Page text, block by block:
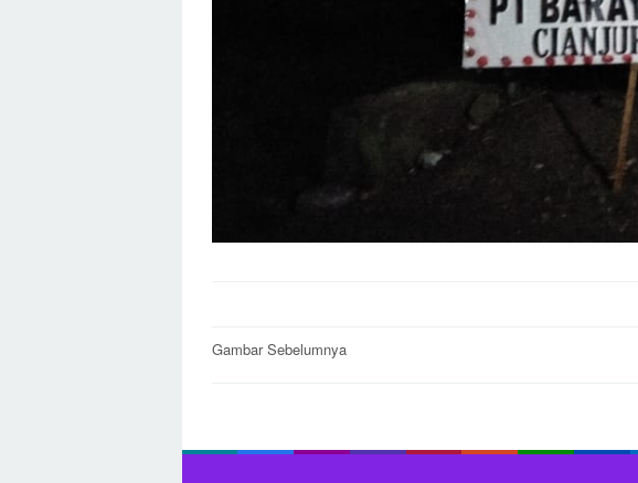
Post
Gambar Sebelumnya